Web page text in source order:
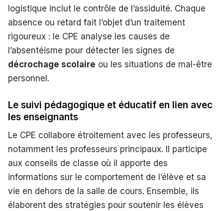
logistique inclut le contrôle de l’assiduité. Chaque
absence ou retard fait l’objet d’un traitement
rigoureux : le CPE analyse les causes de
l’absentéisme pour détecter les signes de
décrochage scolaire ou les situations de mal-être
personnel.
Le suivi pédagogique et éducatif en lien avec
les enseignants
Le CPE collabore étroitement avec les professeurs,
notamment les professeurs principaux. Il participe
aux conseils de classe où il apporte des
informations sur le comportement de l’élève et sa
vie en dehors de la salle de cours. Ensemble, ils
élaborent des stratégies pour soutenir les élèves